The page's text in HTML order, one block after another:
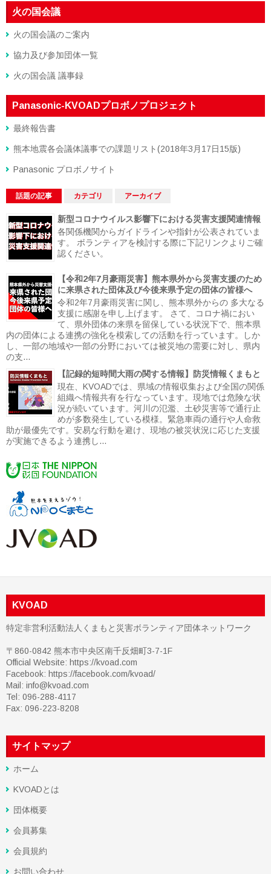
火の国会議
火の国会議のご案内
協力及び参加団体一覧
火の国会議 議事録
Panasonic-KVOADプロボノプロジェクト
最終報告書
熊本地震各会議体議事での課題リスト(2018年3月17日15版)
Panasonic プロボノサイト
話題の記事 カテゴリ アーカイブ
新型コロナウイルス影響下における災害支援関連情報
各関係機関からガイドラインや指針が公表されていま
す。 ボランティアを検討する際に下記リンクよりご確
認ください。
【令和2年7月豪雨災害】熊本県外から災害支援のため
に来県された団体及び今後来県予定の団体の皆様へ
令和2年7月豪雨災害に関し、熊本県外からの 多大なる
支援に感謝を申し上げます。 さて、コロナ禍におい
て、県外団体の来県を留保している状況下で、熊本県
内の団体による連携の強化を模索しての活動を行っています。しか
し、一部の地域や一部の分野においては被災地の需要に対し、県内
の支...
【記録的短時間大雨の関する情報】防災情報くまもと
現在、KVOADでは、県域の情報収集および全国の関係
組織へ情報共有を行なっています。現地では危険な状
況が続いています。河川の氾濫、土砂災害等で通行止
めが多数発生している模様。緊急車両の通行や人命救
助が最優先です。安易な行動を避け、現地の被災状況に応じた支援
が実施できるよう連携し...
KVOAD
特定非営利活動法人くまもと災害ボランティア団体ネットワーク
〒860-0842 熊本市中央区南千反畑町3-7-1F
Official Website: https://kvoad.com
Facebook: https://facebook.com/kvoad/
Mail: info@kvoad.com
Tel: 096-288-4117
Fax: 096-223-8208
サイトマップ
ホーム
KVOADとは
団体概要
会員募集
会員規約
お問い合わせ